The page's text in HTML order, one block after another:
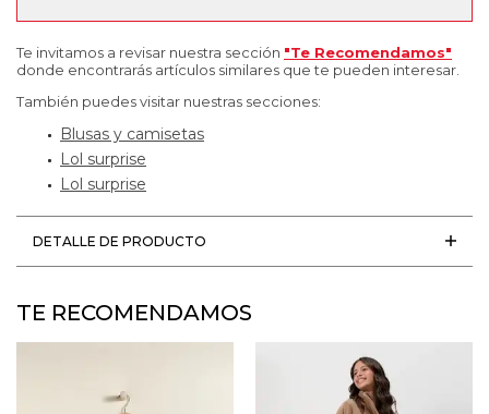
Te invitamos a revisar nuestra sección "Te Recomendamos"
donde encontrarás artículos similares que te pueden interesar.
También puedes visitar nuestras secciones:
Blusas y camisetas
Lol surprise
Lol surprise
DETALLE DE PRODUCTO
TE RECOMENDAMOS